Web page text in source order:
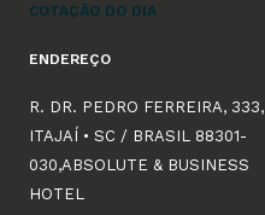
COTAÇÃO DO DIA
ENDEREÇO
R. DR. PEDRO FERREIRA, 333,
ITAJAÍ • SC / BRASIL 88301-
030,ABSOLUTE & BUSINESS
HOTEL